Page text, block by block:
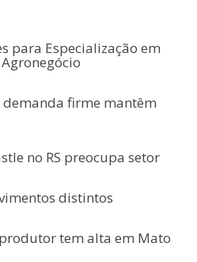
para Especialização em
firme mantêm
no RS preocupa setor
distintos
tem alta em Mato